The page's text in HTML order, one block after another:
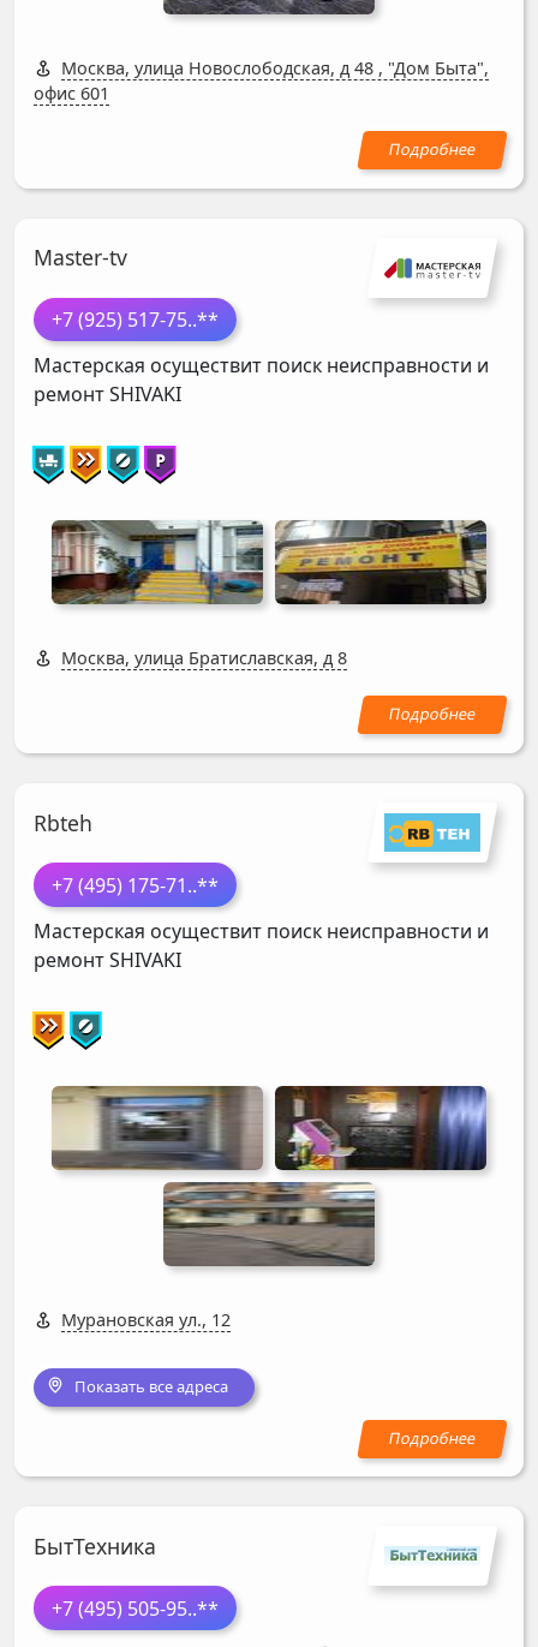
Москва, улица Новослободская, д 48 , "Дом Быта",
офис 601
Master-tv
+7 (925) 517-75..**
Мастерская осуществит поиск неисправности и
ремонтSHIVAKI
Москва, улица Братиславская, д 8
Rbteh
+7 (495) 175-71..**
Мастерская осуществит поиск неисправности и
ремонтSHIVAKI
Мурановская ул., 12
Показать все адреса
БытТехника
+7 (495) 505-95..**